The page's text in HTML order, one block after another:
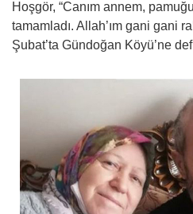
Hoşgör, “Canım annem,
tamamladı. Allah’ım gani gani
Şubat’ta Gündoğan Köyü’ne